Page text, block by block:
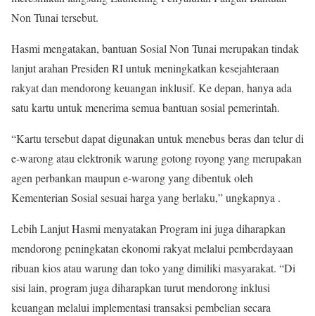
Non Tunai tersebut.
Hasmi mengatakan, bantuan Sosial Non Tunai merupakan tindak
lanjut arahan Presiden RI untuk meningkatkan kesejahteraan
rakyat dan mendorong keuangan inklusif. Ke depan, hanya ada
satu kartu untuk menerima semua bantuan sosial pemerintah.
“Kartu tersebut dapat digunakan untuk menebus beras dan telur di
e-warong atau elektronik warung gotong royong yang merupakan
agen perbankan maupun e-warong yang dibentuk oleh
Kementerian Sosial sesuai harga yang berlaku,” ungkapnya .
Lebih Lanjut Hasmi menyatakan Program ini juga diharapkan
mendorong peningkatan ekonomi rakyat melalui pemberdayaan
ribuan kios atau warung dan toko yang dimiliki masyarakat. “Di
sisi lain, program juga diharapkan turut mendorong inklusi
keuangan melalui implementasi transaksi pembelian secara